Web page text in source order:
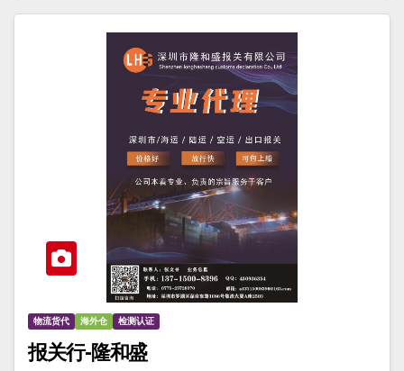
物流货代 海外仓 检测认证
报关行-隆和盛